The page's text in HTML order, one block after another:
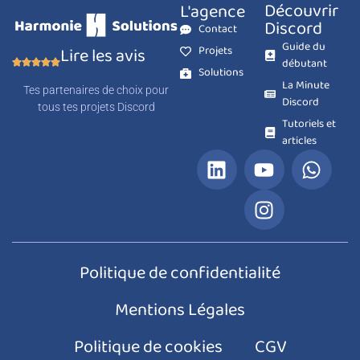
Lire les avis
Tes partenaires de choix pour
tous tes projets Discord
L'agence
Contact
Projets
Solutions
Découvrir
Discord
Guide du
débutant
La Minute
Discord
Tutoriels et
articles
Politique de confidentialité
Mentions Légales
Politique de cookies
CGV